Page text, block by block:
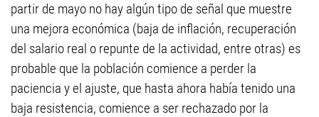
partir de mayo no hay algún tipo de señal que muestre
una mejora económica (baja de inflación, recuperación
del salario real o repunte de la actividad, entre otras) es
probable que la población comience a perder la
paciencia y el ajuste, que hasta ahora había tenido una
baja resistencia, comience a ser rechazado por la